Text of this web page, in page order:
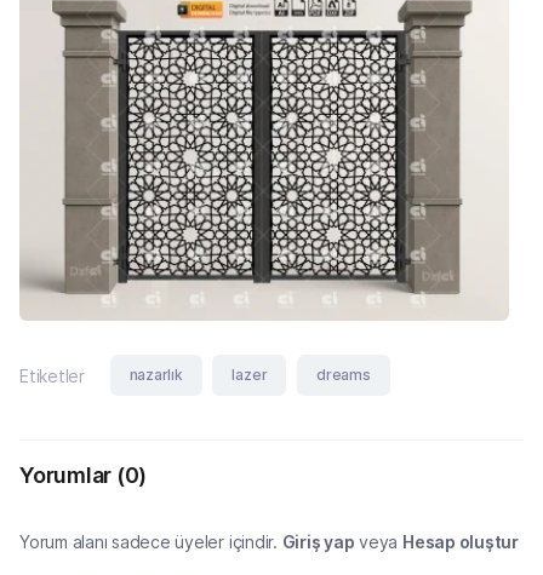
Etiketler nazarlık lazer dreams
Yorumlar (0)
Yorum alanı sadece üyeler içindir. Giriş yap veya Hesap oluştur